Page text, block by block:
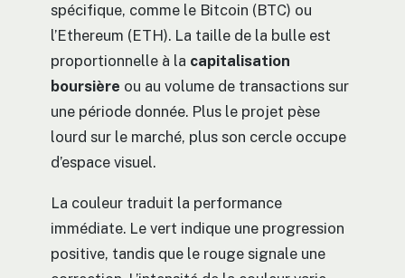
spécifique, comme le Bitcoin (BTC) ou
l’Ethereum (ETH). La taille de la bulle est
proportionnelle à la capitalisation
boursière ou au volume de transactions sur
une période donnée. Plus le projet pèse
lourd sur le marché, plus son cercle occupe
d’espace visuel.
La couleur traduit la performance
immédiate. Le vert indique une progression
positive, tandis que le rouge signale une